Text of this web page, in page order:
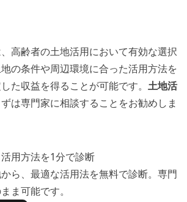
高齢者の土地活用において有効な選択
の条件や周辺環境に合った活用方法を
た収益を得ることが可能です。 土地活
は専門家に相談することをお勧めしま
用方法を1分で診断
ら、最適な活用法を無料で診断。専門
ま可能です。